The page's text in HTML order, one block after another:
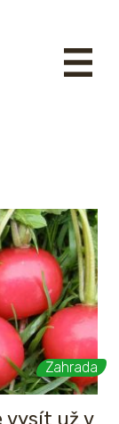
Zahrada
vysít už v